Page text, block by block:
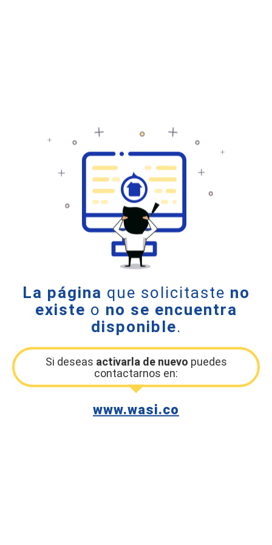
La página que solicitaste no
existe o no se encuentra
disponible.
Si deseas activarla de nuevo puedes
contactarnos en:
www.wasi.co